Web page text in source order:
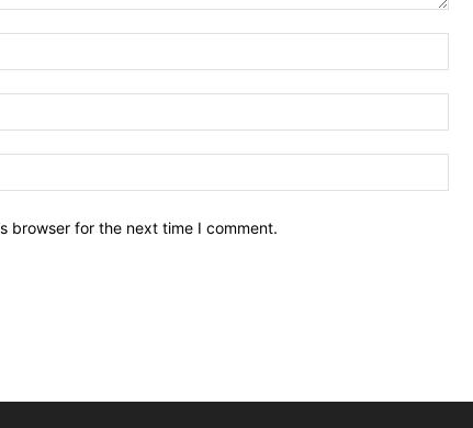
browser for the next time I comment.